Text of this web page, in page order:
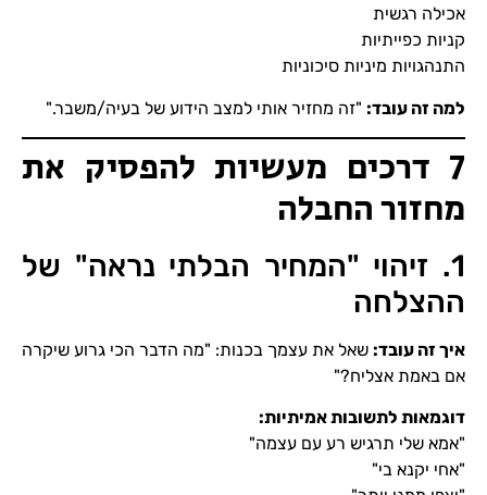
אכילה רגשית
קניות כפייתיות
התנהגויות מיניות סיכוניות
למה זה עובד: "זה מחזיר אותי למצב הידוע של בעיה/משבר."
7 דרכים מעשיות להפסיק את
מחזור החבלה
1. זיהוי "המחיר הבלתי נראה" של
ההצלחה
איך זה עובד: שאל את עצמך בכנות: "מה הדבר הכי גרוע שיקרה
אם באמת אצליח?"
דוגמאות לתשובות אמיתיות:
"אמא שלי תרגיש רע עם עצמה"
"אחי יקנא בי"